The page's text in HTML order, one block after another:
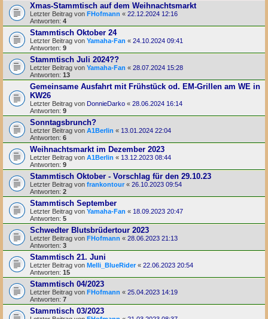
Xmas-Stammtisch auf dem Weihnachtsmarkt
Letzter Beitrag von FHofmann « 22.12.2024 12:16
Antworten: 4
Stammtisch Oktober 24
Letzter Beitrag von Yamaha-Fan « 24.10.2024 09:41
Antworten: 9
Stammtisch Juli 2024??
Letzter Beitrag von Yamaha-Fan « 28.07.2024 15:28
Antworten: 13
Gemeinsame Ausfahrt mit Frühstück od. EM-Grillen am WE in
KW26
Letzter Beitrag von DonnieDarko « 28.06.2024 16:14
Antworten: 9
Sonntagsbrunch?
Letzter Beitrag von A1Berlin « 13.01.2024 22:04
Antworten: 6
Weihnachtsmarkt im Dezember 2023
Letzter Beitrag von A1Berlin « 13.12.2023 08:44
Antworten: 9
Stammtisch Oktober - Vorschlag für den 29.10.23
Letzter Beitrag von frankontour « 26.10.2023 09:54
Antworten: 2
Stammtisch September
Letzter Beitrag von Yamaha-Fan « 18.09.2023 20:47
Antworten: 5
Schwedter Blutsbrüdertour 2023
Letzter Beitrag von FHofmann « 28.06.2023 21:13
Antworten: 3
Stammtisch 21. Juni
Letzter Beitrag von Melli_BlueRider« 22.06.2023 20:54
Antworten: 15
Stammtisch 04/2023
Letzter Beitrag von FHofmann « 25.04.2023 14:19
Antworten: 7
Stammtisch 03/2023